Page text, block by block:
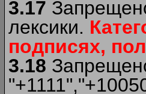
3.17
лексики.
подписях,
3.18